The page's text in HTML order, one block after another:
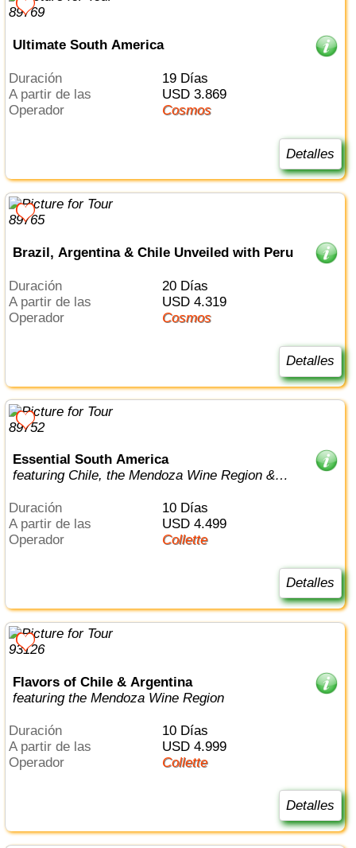
Ultimate South America
Duración
19 Días
a partir de las
USD 3.869
Operador
Cosmos
Detalles
Brazil, Argentina & Chile Unveiled with Peru
Duración
20 Días
a partir de las
USD 4.319
Operador
Cosmos
Detalles
Essential South America
featuring Chile, the Mendoza Wine Region &
Duración
10 Días
a partir de las
USD 4.499
Operador
Collette
Detalles
Flavors of Chile & Argentina
featuring the Mendoza Wine Region
Duración
10 Días
a partir de las
USD 4.999
Operador
Collette
Detalles